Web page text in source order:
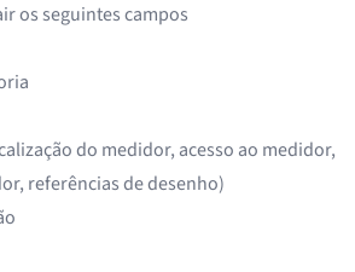
os seguintes campos
do medidor, acesso ao medidor,
referências de desenho)